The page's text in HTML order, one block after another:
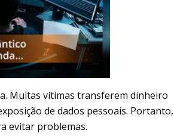
Muitas vítimas transferem dinheiro
de dados pessoais. Portanto,
evitar problemas.